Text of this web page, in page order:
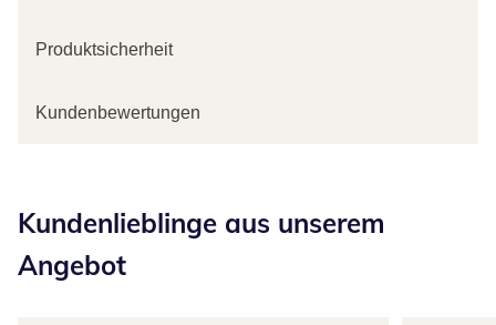
Produktsicherheit
Kundenbewertungen
Kundenlieblinge aus unserem
Angebot